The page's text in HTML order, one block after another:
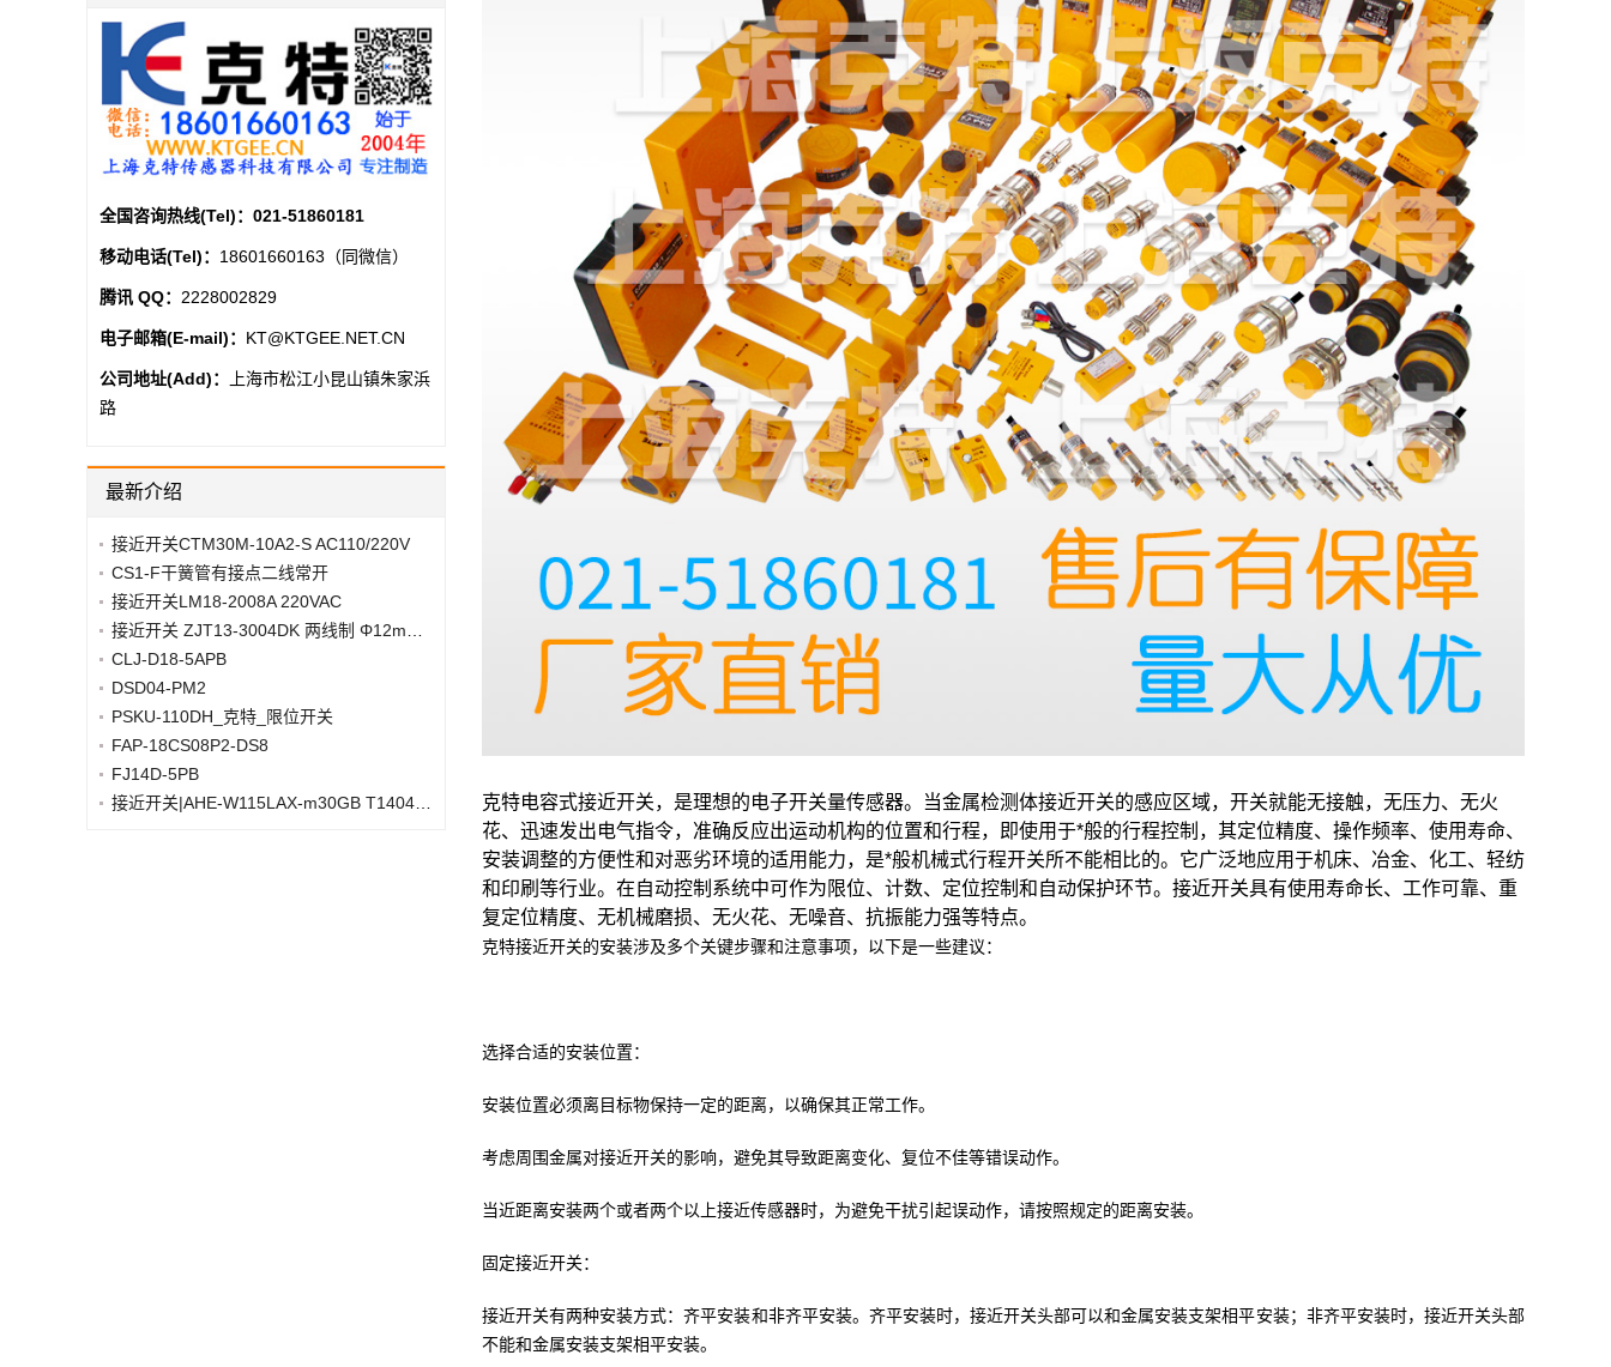
克特电容式接近开关，是理想的电子开关量传感器。当金属检测体接近开关的感应区域，开关就能无接触，无压力、无火
花、迅速发出电气指令，准确反应出运动机构的位置和行程，即使用于*般的行程控制，其定位精度、操作频率、使用寿命、
安装调整的方便性和对恶劣环境的适用能力，是*般机械式行程开关所不能相比的。它广泛地应用于机床、冶金、化工、轻纺
和印刷等行业。在自动控制系统中可作为限位、计数、定位控制和自动保护环节。接近开关具有使用寿命长、工作可靠、重
复定位精度、无机械磨损、无火花、无噪音、抗振能力强等特点。
克特接近开关的安装涉及多个关键步骤和注意事项，以下是一些建议：
选择合适的安装位置：
安装位置必须离目标物保持一定的距离，以确保其正常工作。
考虑周围金属对接近开关的影响，避免其导致距离变化、复位不佳等错误动作。
当近距离安装两个或者两个以上接近传感器时，为避免干扰引起误动作，请按照规定的距离安装。
固定接近开关：
接近开关有两种安装方式：齐平安装和非齐平安装。齐平安装时，接近开关头部可以和金属安装支架相平安装；非齐平安装时，接近开关头部
不能和金属安装支架相平安装。
全国咨询热线(Tel)： 021-51860181
移动电话(Tel)： 18601660163（同微信）
腾讯 QQ： 2228002829
电子邮箱(E-mail)： KT@KTGEE.NET.CN
公司地址(Add)：
上海市松江小昆山镇朱家浜
路
最新介绍
接近开关CTM30M-10A2-S AC110/220V
CS1-F干簧管有接点二线常开
接近开关LM18-2008A 220VAC
CLJ-D18-5APB
DSD04-PM2
PSKU-110DH_克特_限位开关
FAP-18CS08P2-DS8
FJ14D-5PB